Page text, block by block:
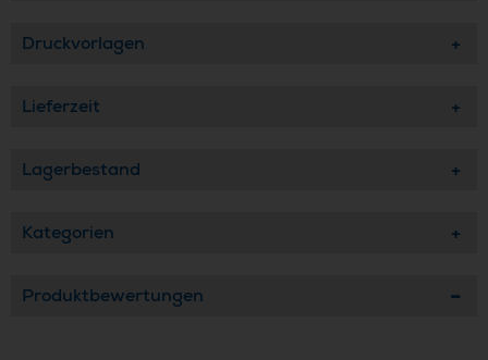
Druckvorlagen
Lieferzeit
Lagerbestand
Kategorien
Produktbewertungen